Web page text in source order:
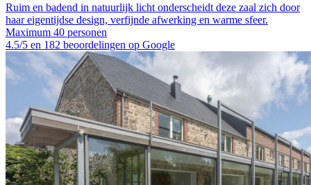
Ruim en badend in natuurlijk licht onderscheidt deze zaal zich door
haar eigentijdse design, verfijnde afwerking en warme sfeer.
Maximum 40 personen
4.5/5 en 182 beoordelingen op Google